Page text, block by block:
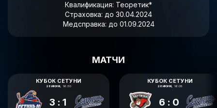
Квалификация: Теоретик*
Страховка: до 30.04.2024
Медсправка: до 01.09.2024
МАТЧИ
КУБОК СЕТУНИ
28 ИЮНЯ, 16:30
3:1
КУБОК СЕТУНИ
28 ИЮНЯ, 16:05
6:0